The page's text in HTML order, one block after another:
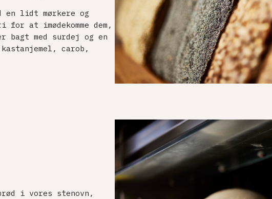
en lidt mørkere og
at imødekomme dem,
med surdej og en
carob,
i vores stenovn,